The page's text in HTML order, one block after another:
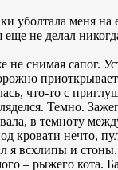
меня на
не делал
не снимая сапог.
что-то с
Темно.
в темноту
кровати нечто,
я всхлипы и
– рыжего